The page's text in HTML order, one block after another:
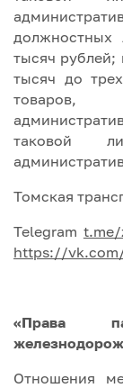
тысяч рублей;
тысяч до
товаров,
таковой
Томская
Telegram
https://
«Права
Отношения